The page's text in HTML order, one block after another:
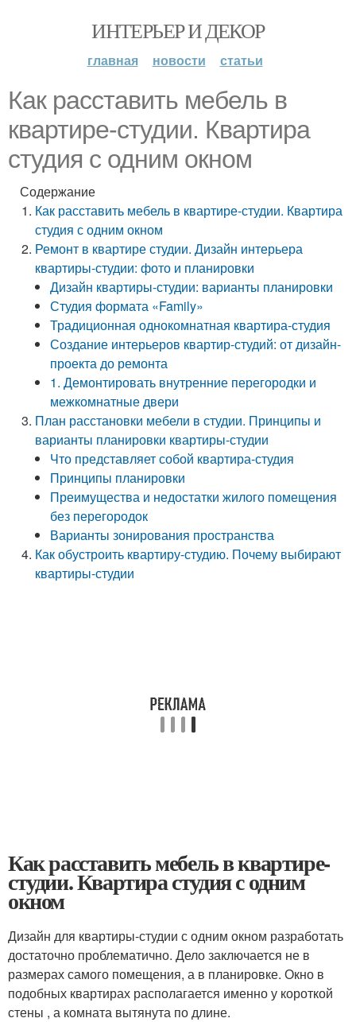
ИНТЕРЬЕР И ДЕКОР
главная новости статьи
Как расставить мебель в
квартире-студии. Квартира
студия с одним окном
Содержание
Как расставить мебель в квартире-студии. Квартира
студия с одним окном
Ремонт в квартире студии. Дизайн интерьера
квартиры-студии: фото и планировки
Дизайн квартиры-студии: варианты планировки
Студия формата «Family»
Традиционная однокомнатная квартира-студия
Создание интерьеров квартир-студий: от дизайн-
проекта до ремонта
1. Демонтировать внутренние перегородки и
межкомнатные двери
План расстановки мебели в студии. Принципы и
варианты планировки квартиры-студии
Что представляет собой квартира-студия
Принципы планировки
Преимущества и недостатки жилого помещения
без перегородок
Варианты зонирования пространства
Как обустроить квартиру-студию. Почему выбирают
квартиры-студии
Как расставить мебель в квартире-
студии. Квартира студия с одним
окном
Дизайн для квартиры-студии с одним окном разработать
достаточно проблематично. Дело заключается не в
размерах самого помещения, а в планировке. Окно в
подобных квартирах располагается именно у короткой
стены , а комната вытянута по длине.